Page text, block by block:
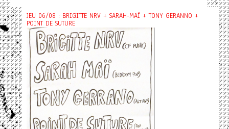
JEU 06/08 : BRIGITTE NRV + SARAH-MAÏ + TONY GERANNO +
POINT DE SUTURE